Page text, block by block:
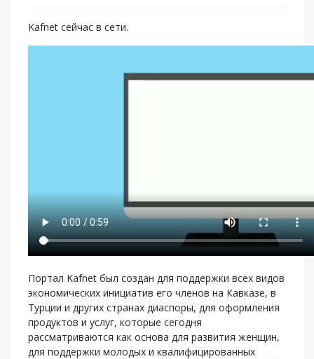
Kafnet сейчас в сети.
Портал Kafnet был создан для поддержки всех видов
экономических инициатив его членов на Кавказе, в
Турции и других странах диаспоры, для оформления
продуктов и услуг, которые сегодня
рассматриваются как основа для развития женщин,
для поддержки молодых и квалифицированных